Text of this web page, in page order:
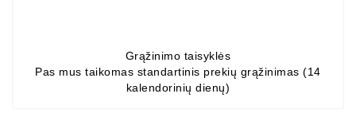
Grąžinimo taisyklės
Pas mus taikomas standartinis prekių grąžinimas (14
kalendorinių dienų)